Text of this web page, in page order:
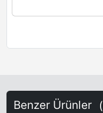
Benzer Ürünler (